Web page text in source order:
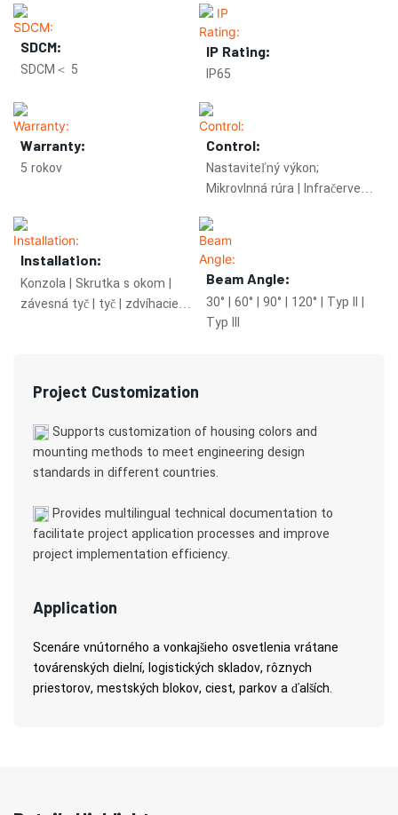
SDCM:
SDCM＜ 5
IP Rating:
IP65
Warranty:
5 rokov
Control:
Nastaviteľný výkon;
Mikrovlnná rúra | Infračervené
Installation:
Konzola | Skrutka s okom |
závesná tyč | tyč | zdvíhacie
Beam Angle:
30° | 60° | 90° | 120° | Typ II |
Typ III
Project Customization
Supports customization of housing colors and
mounting methods to meet engineering design
standards in different countries.
Provides multilingual technical documentation to
facilitate project application processes and improve
project implementation efficiency.
Application
Scenáre vnútorného a vonkajšieho osvetlenia vrátane
továrenských dielní, logistických skladov, rôznych
priestorov, mestských blokov, ciest, parkov a ďalších.